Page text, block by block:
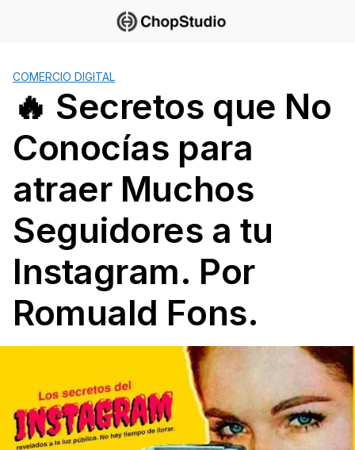
COMERCIO DIGITAL
🔥 Secretos que No
Conocías para
atraer Muchos
Seguidores a tu
Instagram. Por
Romuald Fons.